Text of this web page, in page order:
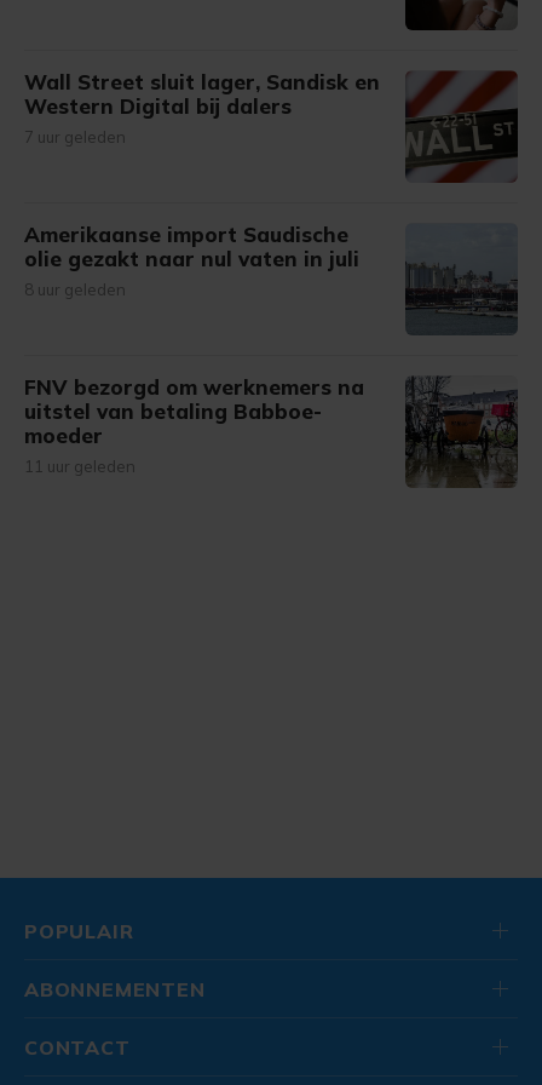
Wall Street sluit lager, Sandisk en
Western Digital bij dalers
7 uur geleden
Amerikaanse import Saudische
olie gezakt naar nul vaten in juli
8 uur geleden
FNV bezorgd om werknemers na
uitstel van betaling Babboe-
moeder
11 uur geleden
POPULAIR
ABONNEMENTEN
CONTACT